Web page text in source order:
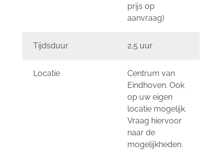
prijs op
aanvraag)
Tijdsduur 2,5 uur
Locatie
Centrum van
Eindhoven. Ook
op uw eigen
locatie mogelijk.
Vraag hiervoor
naar de
mogelijkheden.